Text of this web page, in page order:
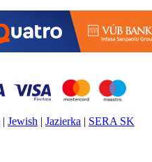
| Jewish | Jazierka | SERA SK